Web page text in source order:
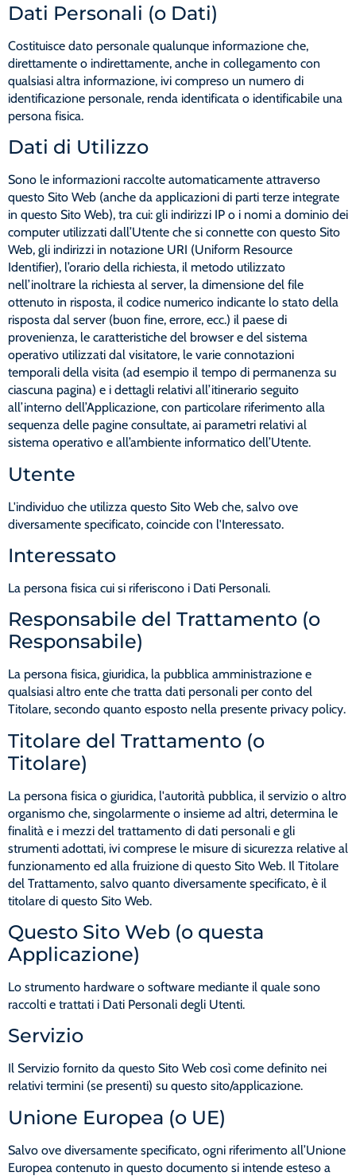
Dati Personali (o Dati)
Costituisce dato personale qualunque informazione che,
direttamente o indirettamente, anche in collegamento con
qualsiasi altra informazione, ivi compreso un numero di
identificazione personale, renda identificata o identificabile una
persona fisica.
Dati di Utilizzo
Sono le informazioni raccolte automaticamente attraverso
questo Sito Web (anche da applicazioni di parti terze integrate
in questo Sito Web), tra cui: gli indirizzi IP o i nomi a dominio dei
computer utilizzati dall’Utente che si connette con questo Sito
Web, gli indirizzi in notazione URI (Uniform Resource
Identifier), l’orario della richiesta, il metodo utilizzato
nell’inoltrare la richiesta al server, la dimensione del file
ottenuto in risposta, il codice numerico indicante lo stato della
risposta dal server (buon fine, errore, ecc.) il paese di
provenienza, le caratteristiche del browser e del sistema
operativo utilizzati dal visitatore, le varie connotazioni
temporali della visita (ad esempio il tempo di permanenza su
ciascuna pagina) e i dettagli relativi all’itinerario seguito
all’interno dell’Applicazione, con particolare riferimento alla
sequenza delle pagine consultate, ai parametri relativi al
sistema operativo e all’ambiente informatico dell’Utente.
Utente
L'individuo che utilizza questo Sito Web che, salvo ove
diversamente specificato, coincide con l'Interessato.
Interessato
La persona fisica cui si riferiscono i Dati Personali.
Responsabile del Trattamento (o
Responsabile)
La persona fisica, giuridica, la pubblica amministrazione e
qualsiasi altro ente che tratta dati personali per conto del
Titolare, secondo quanto esposto nella presente privacy policy.
Titolare del Trattamento (o
Titolare)
La persona fisica o giuridica, l'autorità pubblica, il servizio o altro
organismo che, singolarmente o insieme ad altri, determina le
finalità e i mezzi del trattamento di dati personali e gli
strumenti adottati, ivi comprese le misure di sicurezza relative al
funzionamento ed alla fruizione di questo Sito Web. Il Titolare
del Trattamento, salvo quanto diversamente specificato, è il
titolare di questo Sito Web.
Questo Sito Web (o questa
Applicazione)
Lo strumento hardware o software mediante il quale sono
raccolti e trattati i Dati Personali degli Utenti.
Servizio
Il Servizio fornito da questo Sito Web così come definito nei
relativi termini (se presenti) su questo sito/applicazione.
Unione Europea (o UE)
Salvo ove diversamente specificato, ogni riferimento all’Unione
Europea contenuto in questo documento si intende esteso a